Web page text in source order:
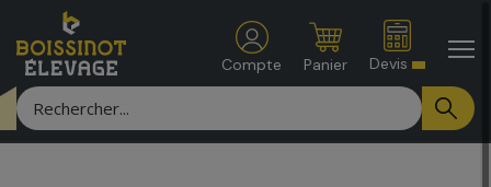
Compte Panier Devis